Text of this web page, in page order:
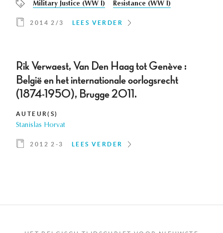
Military Justice (WW I) Resistance (WW I)
2014 2/3 LEES VERDER
Rik Verwaest, Van Den Haag tot Genève :
België en het internationale oorlogsrecht
(1874-1950), Brugge 2011.
AUTEUR(S)
Stanislas Horvat
2012 2-3 LEES VERDER